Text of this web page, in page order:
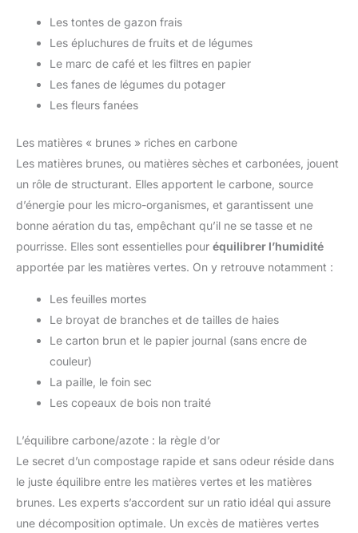
Les tontes de gazon frais
Les épluchures de fruits et de légumes
Le marc de café et les filtres en papier
Les fanes de légumes du potager
Les fleurs fanées
Les matières « brunes » riches en carbone
Les matières brunes, ou matières sèches et carbonées, jouent
un rôle de structurant. Elles apportent le carbone, source
d’énergie pour les micro-organismes, et garantissent une
bonne aération du tas, empêchant qu’il ne se tasse et ne
pourrisse. Elles sont essentielles pour équilibrer l’humidité
apportée par les matières vertes. On y retrouve notamment :
Les feuilles mortes
Le broyat de branches et de tailles de haies
Le carton brun et le papier journal (sans encre de
couleur)
La paille, le foin sec
Les copeaux de bois non traité
L’équilibre carbone/azote : la règle d’or
Le secret d’un compostage rapide et sans odeur réside dans
le juste équilibre entre les matières vertes et les matières
brunes. Les experts s’accordent sur un ratio idéal qui assure
une décomposition optimale. Un excès de matières vertes